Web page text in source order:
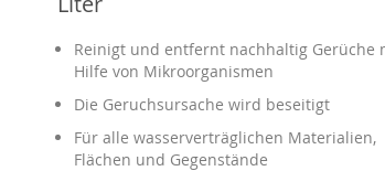
Reinigt und entfernt nachhaltig Gerüche
Hilfe von Mikroorganismen
Die Geruchsursache wird beseitigt
Für alle wasserverträglichen Materialien,
Flächen und Gegenstände